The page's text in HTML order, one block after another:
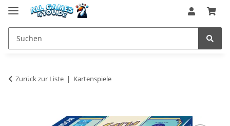
Zurück zur Liste Kartenspiele